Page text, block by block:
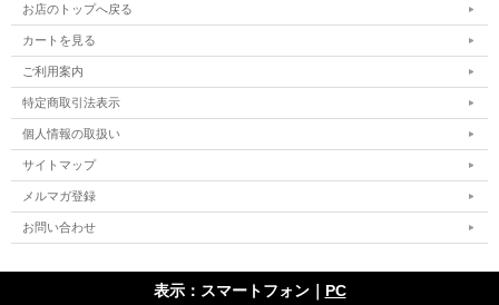
お店のトップへ戻る
カートを見る
ご利用案内
特定商取引法表示
個人情報の取扱い
サイトマップ
メルマガ登録
お問い合わせ
表示：スマートフォン｜ PC